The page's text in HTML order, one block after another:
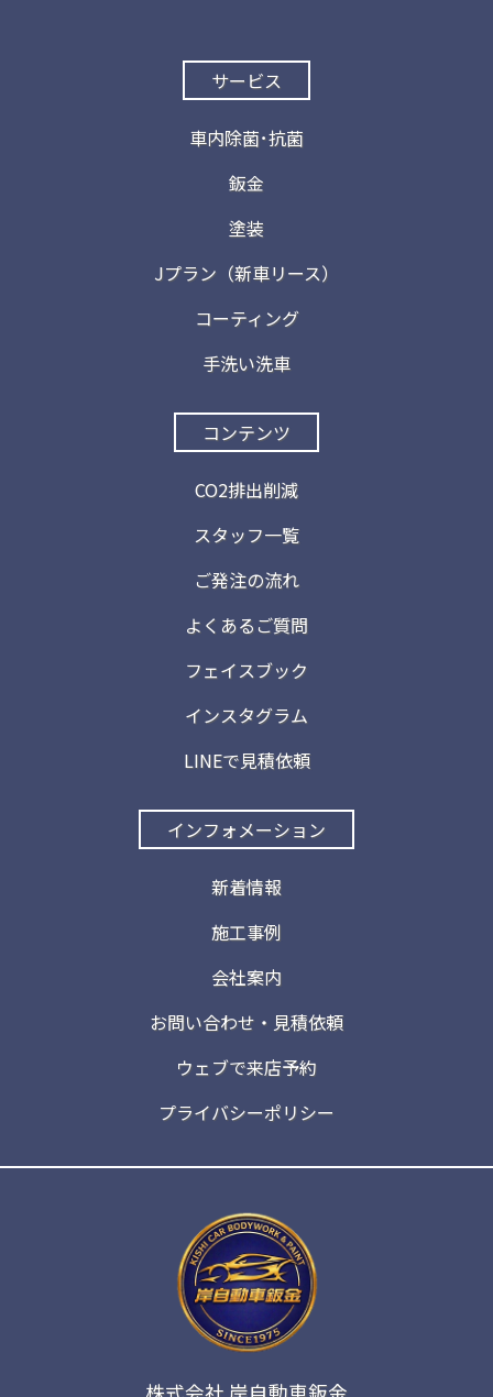
サービス
車内除菌･抗菌
鈑金
塗装
Jプラン（新車リース）
コーティング
手洗い洗車
コンテンツ
CO2排出削減
スタッフ一覧
ご発注の流れ
よくあるご質問
フェイスブック
インスタグラム
LINEで見積依頼
インフォメーション
新着情報
施工事例
会社案内
お問い合わせ・見積依頼
ウェブで来店予約
プライバシーポリシー